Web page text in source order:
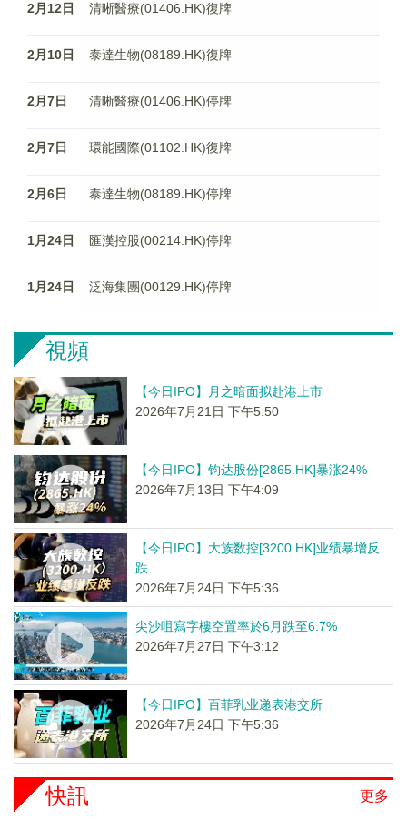
2月12日 清晰醫療(01406.HK)復牌
2月10日 泰達生物(08189.HK)復牌
2月7日 清晰醫療(01406.HK)停牌
2月7日 環能國際(01102.HK)復牌
2月6日 泰達生物(08189.HK)停牌
1月24日 匯漢控股(00214.HK)停牌
1月24日 泛海集團(00129.HK)停牌
視頻
【今日IPO】月之暗面拟赴港上市
2026年7月21日 下午5:50
【今日IPO】钧达股份[2865.HK]暴涨24%
2026年7月13日 下午4:09
【今日IPO】大族数控[3200.HK]业绩暴增反
跌
2026年7月24日 下午5:36
尖沙咀寫字樓空置率於6月跌至6.7%
2026年7月27日 下午3:12
【今日IPO】百菲乳业递表港交所
2026年7月24日 下午5:36
更多
快訊